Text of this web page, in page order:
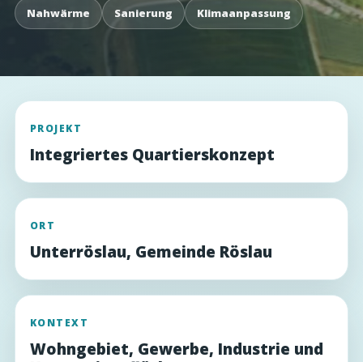
Nahwärme Sanierung Klimaanpassung
PROJEKT
Integriertes Quartierskonzept
ORT
Unterröslau, Gemeinde Röslau
KONTEXT
Wohngebiet, Gewerbe, Industrie und